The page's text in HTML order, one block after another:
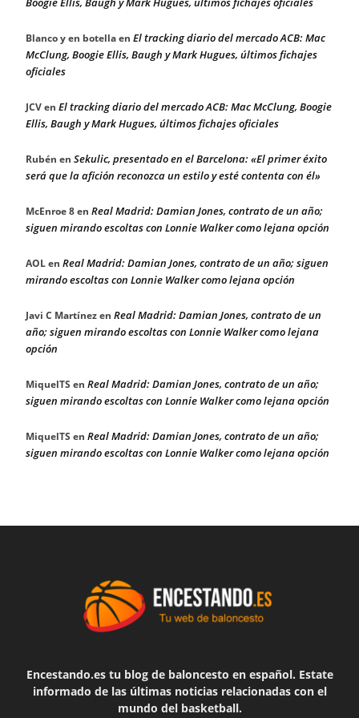
Blanco y en botellaen El tracking diario del mercado ACB: Mac
McClung, Boogie Ellis, Baugh y Mark Hugues, últimos fichajes
oficiales
JCVen El tracking diario del mercado ACB: Mac McClung, Boogie
Ellis, Baugh y Mark Hugues, últimos fichajes oficiales
Rubén en Sekulic, presentado en el Barcelona: «El primer éxito
será que la afición reconozca un estilo y esté contenta con él»
McEnroe 8en Real Madrid: Damian Jones, contrato de un año;
siguen mirando escoltas con Lonnie Walker como lejana opción
AOLen Real Madrid: Damian Jones, contrato de un año; siguen
mirando escoltas con Lonnie Walker como lejana opción
Javi C Martínezen Real Madrid: Damian Jones, contrato de un
año; siguen mirando escoltas con Lonnie Walker como lejana
opción
MiquelTS en Real Madrid: Damian Jones, contrato de un año;
siguen mirando escoltas con Lonnie Walker como lejana opción
MiquelTS en Real Madrid: Damian Jones, contrato de un año;
siguen mirando escoltas con Lonnie Walker como lejana opción
Encestando.es tu blog de baloncesto en español. Estate
informado de las últimas noticias relacionadas con el
mundo del basketball.